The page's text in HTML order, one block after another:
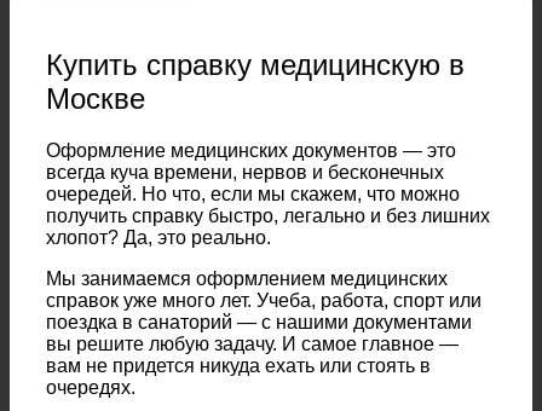
Купить справку медицинскую в
Москве
Оформление медицинских документов — это
всегда куча времени, нервов и бесконечных
очередей. Но что, если мы скажем, что можно
получить справку быстро, легально и без лишних
хлопот? Да, это реально.
Мы занимаемся оформлением медицинских
справок уже много лет. Учеба, работа, спорт или
поездка в санаторий — с нашими документами
вы решите любую задачу. И самое главное —
вам не придется никуда ехать или стоять в
очередях.